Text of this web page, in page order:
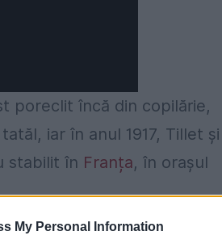
My Personal Information
poreclit încă din copilărie,
iar în anul 1917, Tillet și
stabilit în Franța, în orașul
serioase. Capul,